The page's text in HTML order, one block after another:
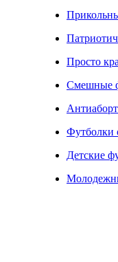
Просто
Смешные
Футболки
Детские